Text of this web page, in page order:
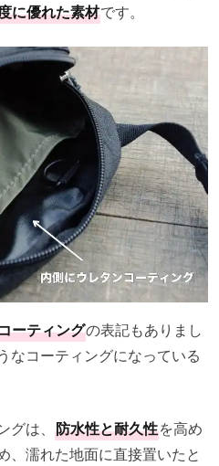
に優れた素材です。
ーティングの表記もありまし
なコーティングになっている
は、 防水性と耐久性を高め
、濡れた地面に直接置いたと